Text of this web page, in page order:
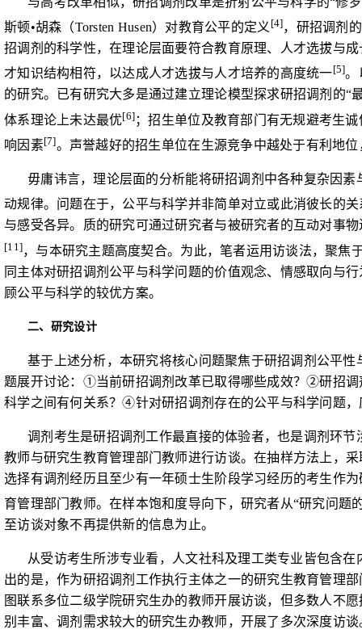
斯顿•胡森（Torsten Husen）对教育公平的定义 [4]，研招调剂
招调剂的科学性，在理论层面要符合教育原理、人才选拔与
才知识结构相符，以达成人才选拔与人才培养的高度统一[5]。
的研究。已有研究大多是通过建立理论模型探求研招调剂的
体系理论上未达最优[6] ；招生单位及教育部门有无规避考生
响因素[7]。声誉越好的招生单位在生源竞争中越处于有利地
毋庸讳言，理论层面的分析能将研招调剂中各种复杂因
动规律。问题在于，公平与科学并非简单对立或此消彼长的关
与感受各异。质的研究可通过研究者与被研究者的互动对事
[11]，与本研究主题高度契合。为此，笔者运用访谈法，聚
同主体对研招调剂公平与科学问题的价值观念、情感取向与
顾公平与科学的较优方案。
二、研究设计
基于上述分析，本研究将核心问题聚焦于研招调剂公平
题展开讨论：①当前研招调剂改革已取得哪些成效？②研招
科学之间有何关系？④针对研招调剂存在的公平与科学问题，
调剂考生是研招调剂工作最直接的体验者，也是调剂环
教师与研究生教育管理部门教师进行访谈。在抽样方法上，
选择有调剂经历且至少有一年硕士生阶段学习经历的考生作
育管理部门教师。在样本饱和度导向下，研究者从“研究问题
至访谈对象不再提供新的信息为止。
从受访考生所涉专业看，人文社科及理工类专业皆包含
出的是，作为研招调剂工作执行主体之一的研究生教育管理
图联系多位二级学院研究生办的教师开展访谈，但多数人不
别丰富、调剂需求较大的研究生办教师，开展了多次深度访